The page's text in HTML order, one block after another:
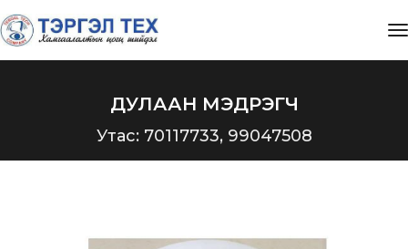
ДУЛААН МЭДРЭГЧ
Утас: 70117733, 99047508